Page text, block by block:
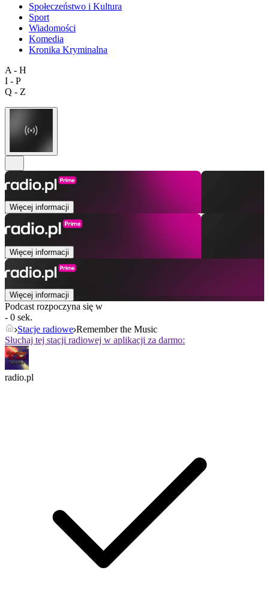
Społeczeństwo i Kultura
Sport
Wiadomości
Komedia
Kronika Kryminalna
A - H
I - P
Q - Z
Więcej informacji
Więcej informacji
Więcej informacji
Podcast rozpoczyna się w
- 0 sek.
Stacje radiowe Remember the Music
Słuchaj tej stacji radiowej w aplikacji za darmo:
radio.pl